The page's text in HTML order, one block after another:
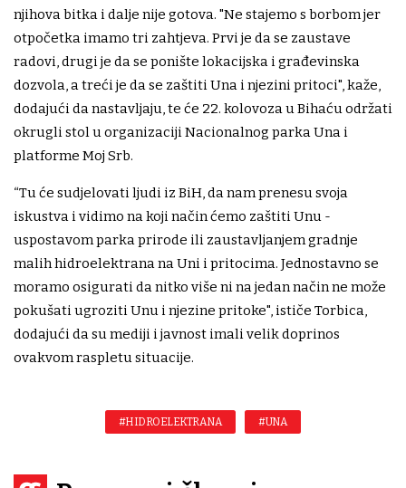
njihova bitka i dalje nije gotova. "Ne stajemo s borbom jer
otpočetka imamo tri zahtjeva. Prvi je da se zaustave
radovi, drugi je da se ponište lokacijska i građevinska
dozvola, a treći je da se zaštiti Una i njezini pritoci", kaže,
dodajući da nastavljaju, te će 22. kolovoza u Bihaću održati
okrugli stol u organizaciji Nacionalnog parka Una i
platforme Moj Srb.
“Tu će sudjelovati ljudi iz BiH, da nam prenesu svoja
iskustva i vidimo na koji način ćemo zaštiti Unu -
uspostavom parka prirode ili zaustavljanjem gradnje
malih hidroelektrana na Uni i pritocima. Jednostavno se
moramo osigurati da nitko više ni na jedan način ne može
pokušati ugroziti Unu i njezine pritoke", ističe Torbica,
dodajući da su mediji i javnost imali velik doprinos
ovakvom raspletu situacije.
#HIDROELEKTRANA #UNA